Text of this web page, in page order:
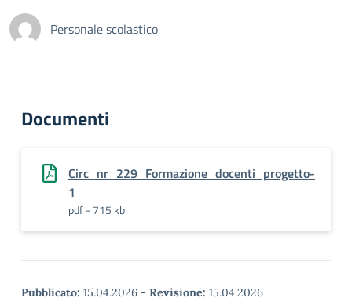
Personale scolastico
Documenti
Circ_nr_229_Formazione_docenti_progetto-
1
pdf - 715 kb
Pubblicato: 15.04.2026 - Revisione: 15.04.2026